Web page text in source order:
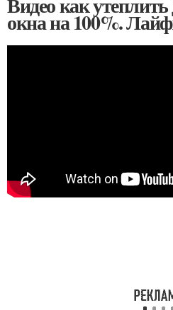
окна на 100%.